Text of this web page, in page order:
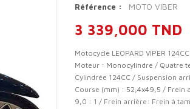
Référence : MOTO VIBER
3 339,000 TND
Motocycle LEOPARD VIPER
Moteur : Monocylindre / Quatre
Cylindrée 124CC / Suspension
Course (mm) : 52,4x49,5 / Frein
9,0 : 1 / Frein arrière: Frein à